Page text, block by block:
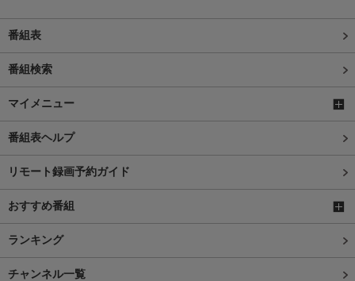
番組表
番組検索
マイメニュー
番組表ヘルプ
リモート録画予約ガイド
おすすめ番組
ランキング
チャンネル一覧